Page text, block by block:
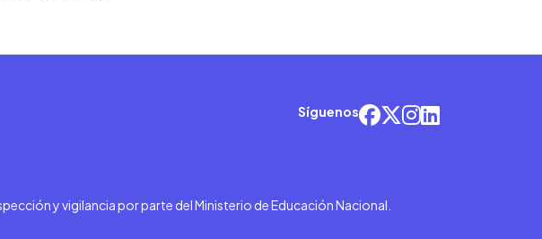
Síguenos
y vigilancia por parte del Ministerio de Educación Nacional.